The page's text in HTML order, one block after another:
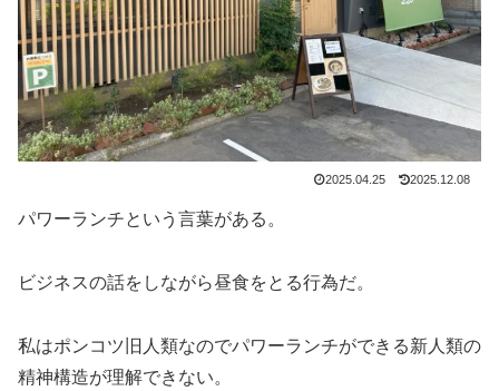
2025.04.25 2025.12.08
パワーランチという言葉がある。
ビジネスの話をしながら昼食をとる行為だ。
私はポンコツ旧人類なのでパワーランチができる新人類の
精神構造が理解できない。